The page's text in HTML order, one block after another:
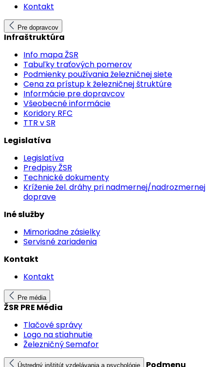
Kontakt
Pre dopravcov
Infraštruktúra
Info mapa ŽSR
Tabuľky traťových pomerov
Podmienky používania železničnej siete
Cena za prístup k železničnej štruktúre
Informácie pre dopravcov
Všeobecné informácie
Koridory RFC
TTR v SR
Legislatíva
Legislatíva
Predpisy ŽSR
Technické dokumenty
Kríženie žel. dráhy pri nadmernej/nadrozmernej
doprave
Iné služby
Mimoriadne zásielky
Servisné zariadenia
Kontakt
Kontakt
Pre média
ŽSR PRE Média
Tlačové správy
Logo na stiahnutie
Železničný Semafor
Ústredný inštitút vzdelávania a psychológie